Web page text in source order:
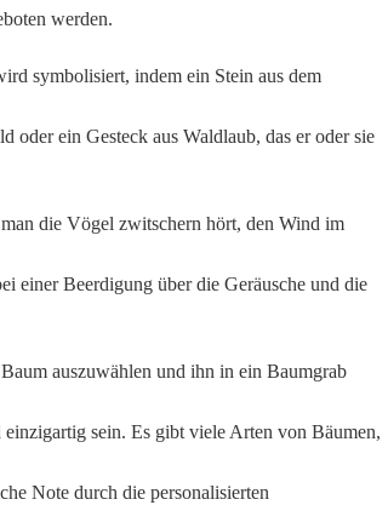
werden.
symbolisiert, indem ein Stein aus dem
oder ein Gesteck aus Waldlaub, das er oder sie
die Vögel zwitschern hört, den Wind im
einer Beerdigung über die Geräusche und die
auszuwählen und ihn in ein Baumgrab
sein. Es gibt viele Arten von Bäumen,
Note durch die personalisierten